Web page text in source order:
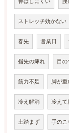
ストレッチ効かない
春先 営業日
指先の痺れ 目の
筋力不足 脚が重
冷え解消 冷えて
土踏まず 手のこ